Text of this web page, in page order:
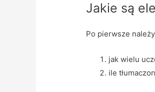
Jakie są
Po pierwsze
jak wielu
ile